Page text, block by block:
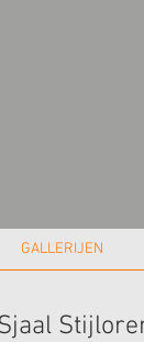
GALLERIJEN